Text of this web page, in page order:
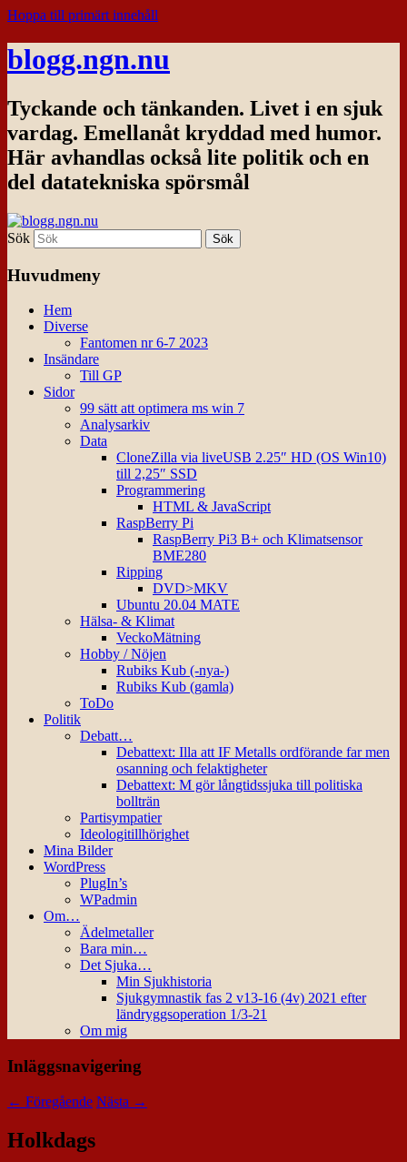
Hoppa till primärt innehåll
blogg.ngn.nu
Tyckande och tänkanden. Livet i en sjuk
vardag. Emellanåt kryddad med humor.
Här avhandlas också lite politik och en
del datatekniska spörsmål
Sök
Huvudmeny
Hem
Diverse
Fantomen nr 6-7 2023
Insändare
Till GP
Sidor
99 sätt att optimera ms win 7
Analysarkiv
Data
CloneZilla via liveUSB 2.25″ HD (OS Win10)
till 2,25″ SSD
Programmering
HTML & JavaScript
RaspBerry Pi
RaspBerry Pi3 B+ och Klimatsensor
BME280
Ripping
DVD>MKV
Ubuntu 20.04 MATE
Hälsa- & Klimat
VeckoMätning
Hobby / Nöjen
Rubiks Kub (-nya-)
Rubiks Kub (gamla)
ToDo
Politik
Debatt…
Debattext: Illa att IF Metalls ordförande far men
osanning och felaktigheter
Debattext: M gör långtidssjuka till politiska
bollträn
Partisympatier
Ideologitillhörighet
Mina Bilder
WordPress
PlugIn’s
WPadmin
Om…
Ädelmetaller
Bara min…
Det Sjuka…
Min Sjukhistoria
Sjukgymnastik fas 2 v13-16 (4v) 2021 efter
ländryggsoperation 1/3-21
Om mig
Inläggsnavigering
← Föregående Nästa →
Holkdags